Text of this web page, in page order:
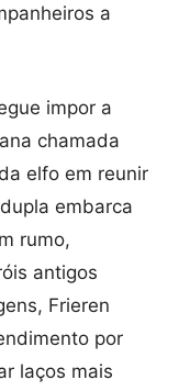
a
impor a
chamada
elfo em reunir
embarca
rumo,
antigos
Frieren
por
laços mais